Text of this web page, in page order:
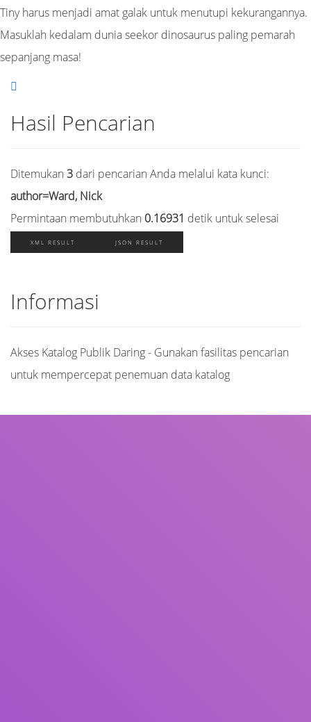
Tiny harus menjadi amat galak untuk menutupi kekurangannya.
Masuklah kedalam dunia seekor dinosaurus paling pemarah
sepanjang masa!
Hasil Pencarian
Ditemukan 3 dari pencarian Anda melalui kata kunci:
author=Ward, Nick
Permintaan membutuhkan 0.16931 detik untuk selesai
XML RESULT JSON RESULT
Informasi
Akses Katalog Publik Daring - Gunakan fasilitas pencarian
untuk mempercepat penemuan data katalog